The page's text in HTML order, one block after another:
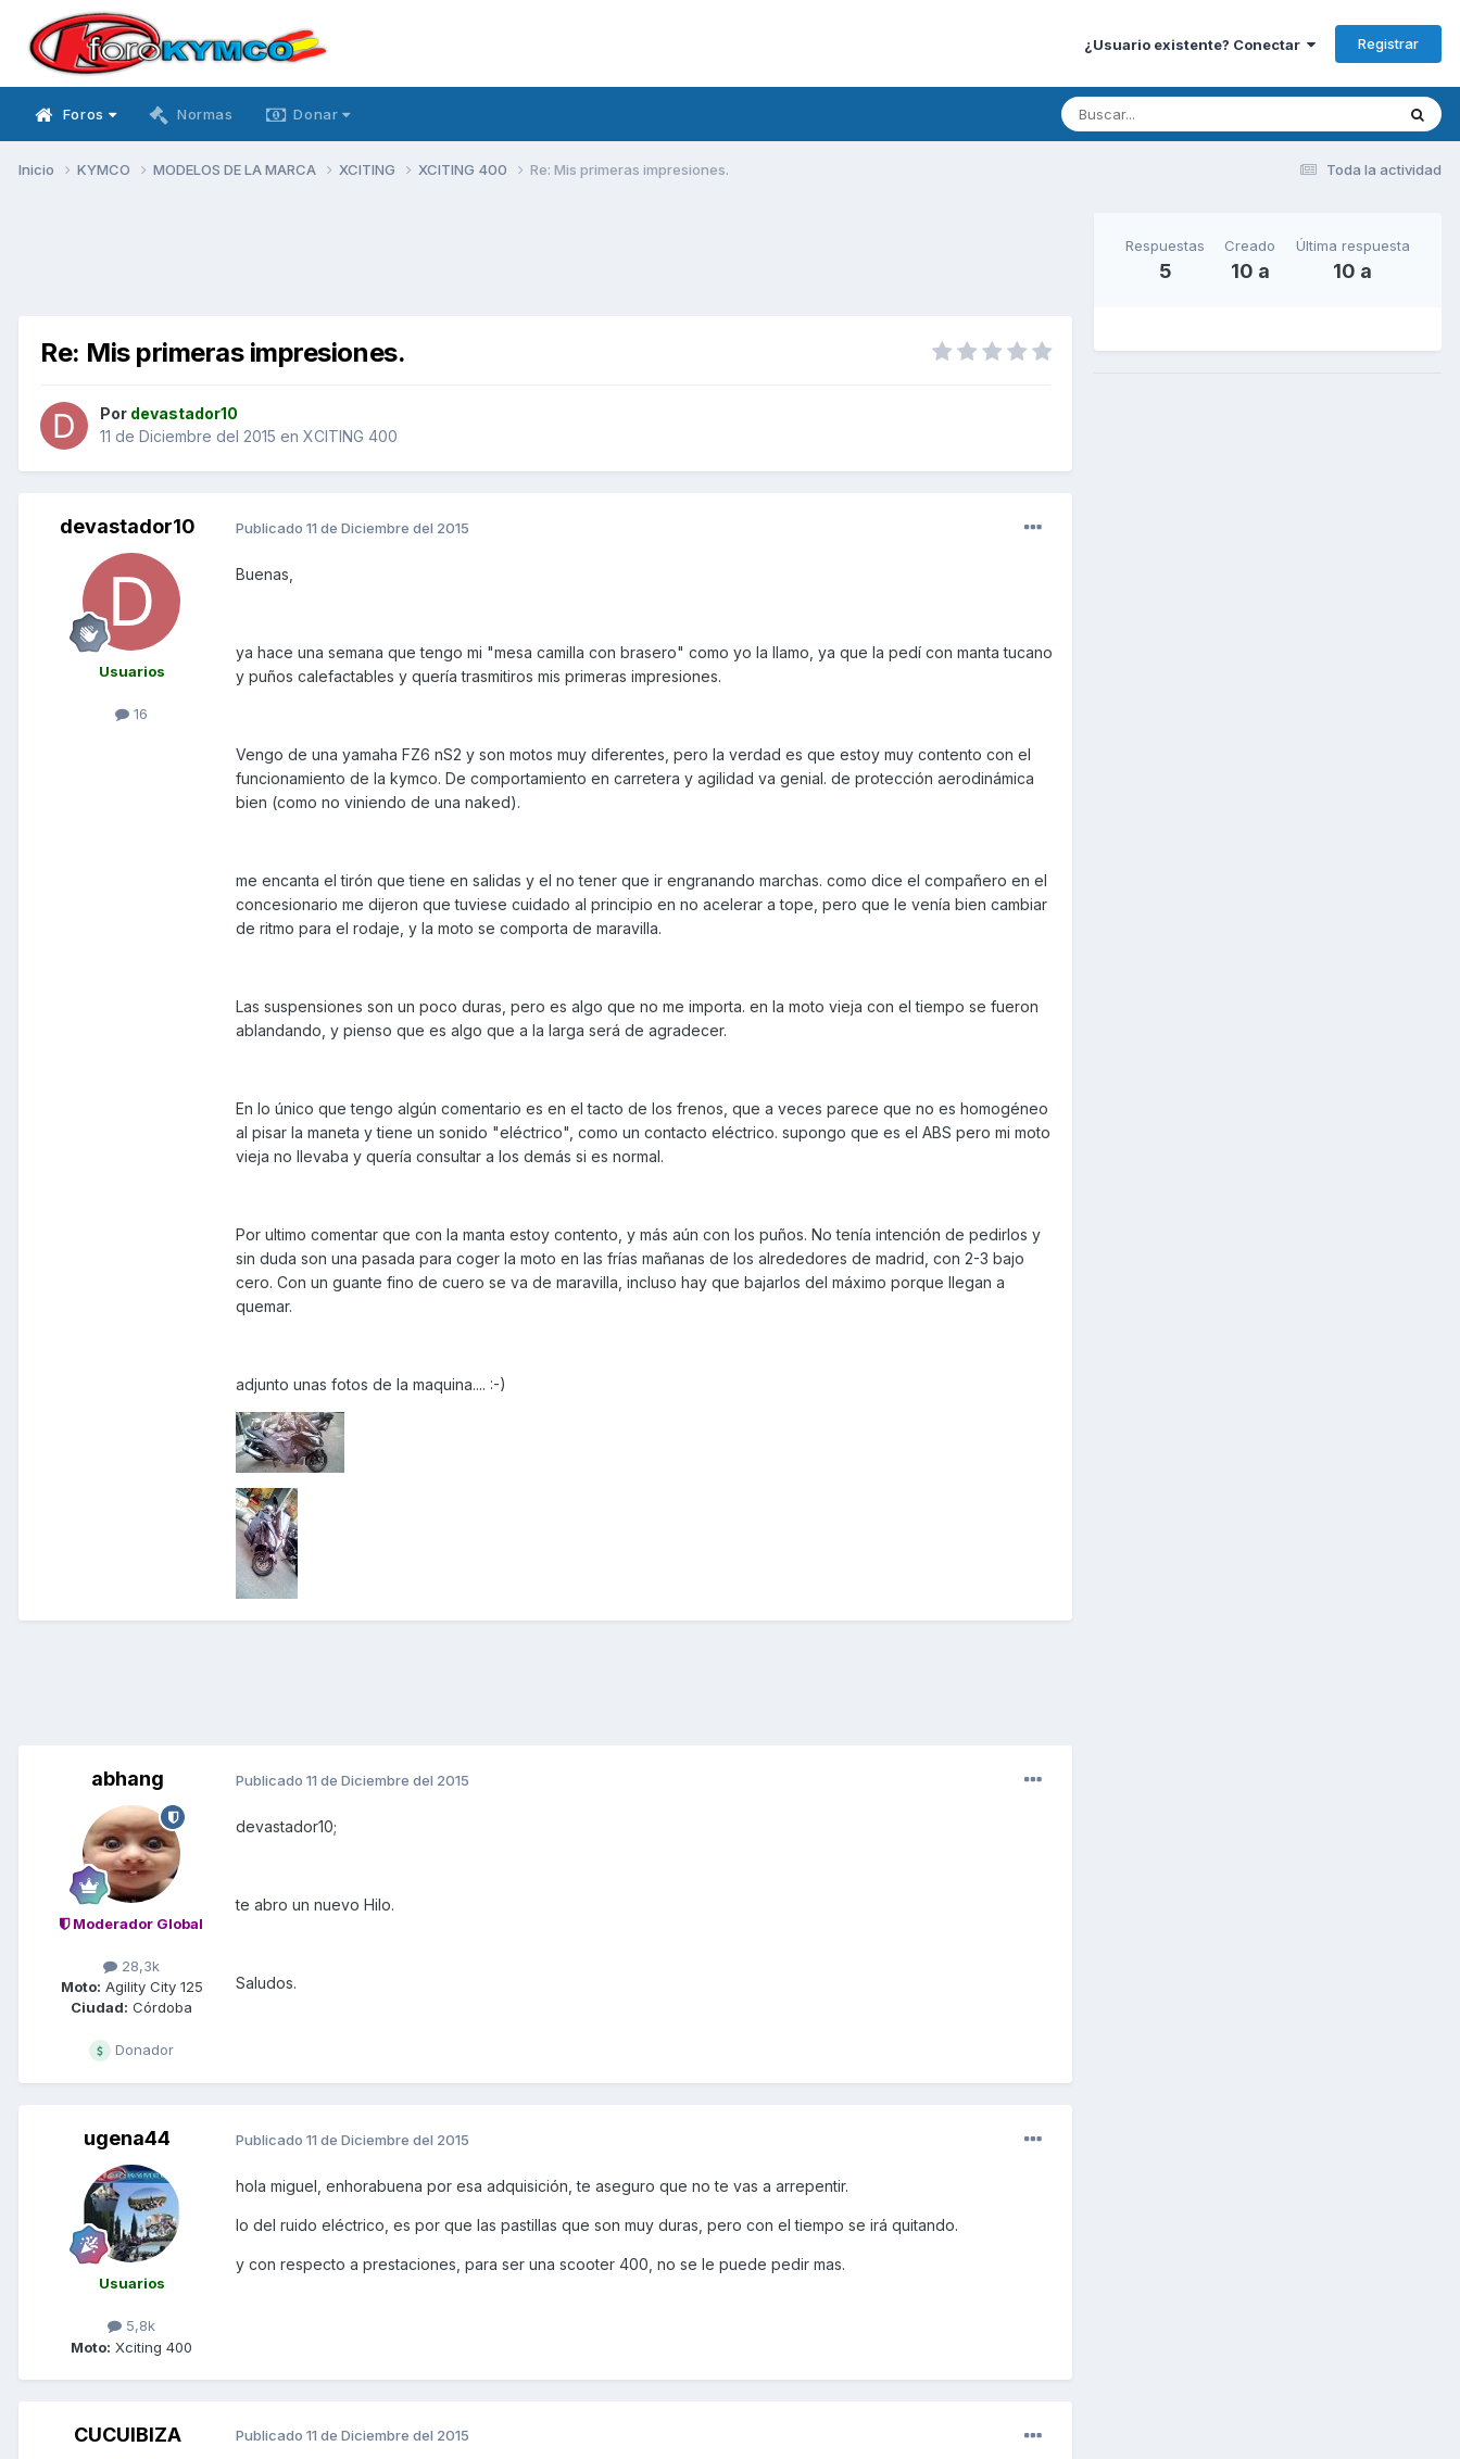
¿Usuario existente? Conectar Registrar
Foros Normas Donar
Toda la actividad
Inicio KYMCO MODELOS DE LA MARCA XCITING XCITING 400 Re: Mis primeras impresiones.
Re: Mis primeras impresiones.
Por devastador10
11 de Diciembre del 2015 en XCITING 400
devastador10
Usuarios
16
Publicado 11 de Diciembre del 2015
Buenas,
ya hace una semana que tengo mi "mesa camilla con brasero" como yo la llamo, ya que la pedí con manta tucano
y puños calefactables y quería trasmitiros mis primeras impresiones.
Vengo de una yamaha FZ6 nS2 y son motos muy diferentes, pero la verdad es que estoy muy contento con el
funcionamiento de la kymco. De comportamiento en carretera y agilidad va genial. de protección aerodinámica
bien (como no viniendo de una naked).
me encanta el tirón que tiene en salidas y el no tener que ir engranando marchas. como dice el compañero en el
concesionario me dijeron que tuviese cuidado al principio en no acelerar a tope, pero que le venía bien cambiar
de ritmo para el rodaje, y la moto se comporta de maravilla.
Las suspensiones son un poco duras, pero es algo que no me importa. en la moto vieja con el tiempo se fueron
ablandando, y pienso que es algo que a la larga será de agradecer.
En lo único que tengo algún comentario es en el tacto de los frenos, que a veces parece que no es homogéneo
al pisar la maneta y tiene un sonido "eléctrico", como un contacto eléctrico. supongo que es el ABS pero mi moto
vieja no llevaba y quería consultar a los demás si es normal.
Por ultimo comentar que con la manta estoy contento, y más aún con los puños. No tenía intención de pedirlos y
sin duda son una pasada para coger la moto en las frías mañanas de los alrededores de madrid, con 2-3 bajo
cero. Con un guante fino de cuero se va de maravilla, incluso hay que bajarlos del máximo porque llegan a
quemar.
adjunto unas fotos de la maquina.... :-)
abhang
Moderador Global
28,3k
Moto: Agility City 125
Ciudad: Córdoba
Donador
Publicado 11 de Diciembre del 2015
devastador10;
te abro un nuevo Hilo.
Saludos.
ugena44
Usuarios
5,8k
Moto: Xciting 400
Publicado 11 de Diciembre del 2015
hola miguel, enhorabuena por esa adquisición, te aseguro que no te vas a arrepentir.
lo del ruido eléctrico, es por que las pastillas que son muy duras, pero con el tiempo se irá quitando.
y con respecto a prestaciones, para ser una scooter 400, no se le puede pedir mas.
CUCUIBIZA Publicado 11 de Diciembre del 2015
Respuestas
5
Creado
10 a
Última respuesta
10 a